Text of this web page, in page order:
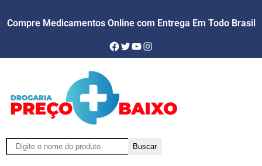
toCompre Medicamentos Online com Entrega Em Todo Brasil
Facebook
Twitter
YouTube
Instagram
Pesquisar Buscar